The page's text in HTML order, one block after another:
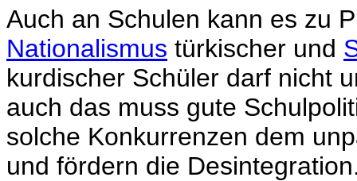
Auch an Schulen kann es zu
Nationalismus türkischer und
kurdischer Schüler darf nicht
auch das muss gute
solche Konkurrenzen dem
und fördern die